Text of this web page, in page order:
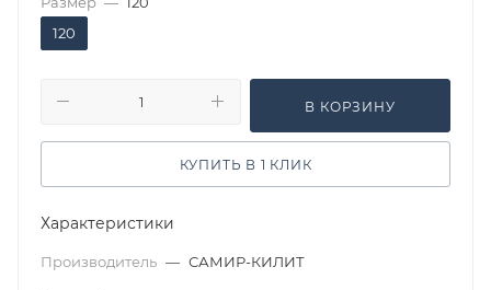
120
В КОРЗИНУ
КУПИТЬ В 1 КЛИК
Характеристики
Производитель — САМИР-КИЛИТ